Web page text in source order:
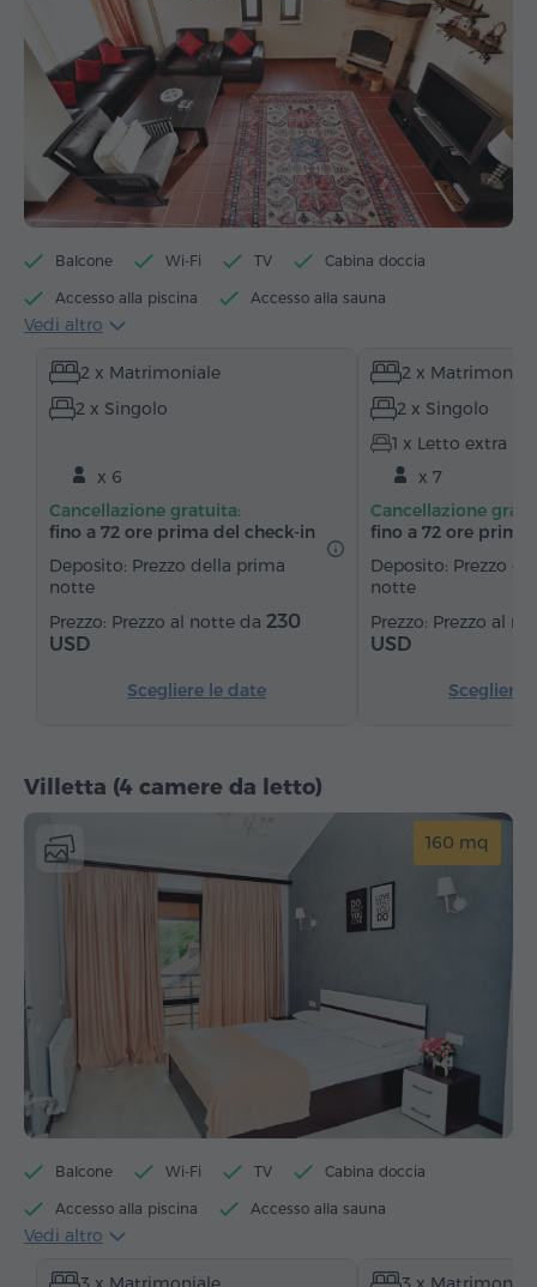
Balcone Wi-Fi TV Cabina doccia
Accesso alla piscina Accesso alla sauna
Accesso al biliardo
Articoli da toeletta Accappatoio
Pantofole Riscaldamento
Zona pranzo
Tavolo da pranzo Cassaforte
Canali satellitari Moquette
Pavimenti in parquet Cucinino Frigorifero
Vedi altro
2 x Matrimoniale
2 x Singolo
x 6
Cancellazione gratuita:
fino a 72 ore prima del check‑in
Deposito: Prezzo della prima
notte
Prezzo al notte da 230
USD
Scegliere le date
2 x
2 x Singolo
1 x Letto extra
x 7
Cancellazione
fino a 72 ore prima
Deposito: Prezzo
notte
Prezzo al
USD
Scegliere
Villetta (4 camere da letto)
160 mq
Balcone Wi-Fi TV Cabina doccia
Accesso alla piscina Accesso alla sauna
Accesso al biliardo
Articoli da toeletta Accappatoio
Vedi altro